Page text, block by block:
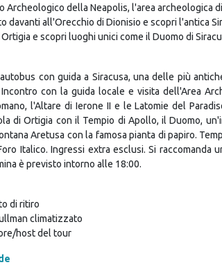
Archeologico della Neapolis, l'area archeologica
davanti all'Orecchio di Dionisio e scopri l'antica
e scopri luoghi unici come il Duomo di
con guida a Siracusa, una delle più
Incontro con la guida locale e visita dell'Area
l'Altare di Ierone II e le Latomie del
di Ortigia con il Tempio di Apollo, il Duomo,
Aretusa con la famosa pianta di papiro.
Italico. Ingressi extra esclusi. Si raccomanda
è previsto intorno alle 18:00.
di ritiro
climatizzato
host del tour